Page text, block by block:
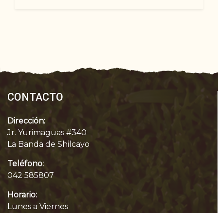
CONTACTO
Dirección:
Jr. Yurimaguas #340
La Banda de Shilcayo
Teléfono:
042 585807
Horario:
Lunes a Viernes